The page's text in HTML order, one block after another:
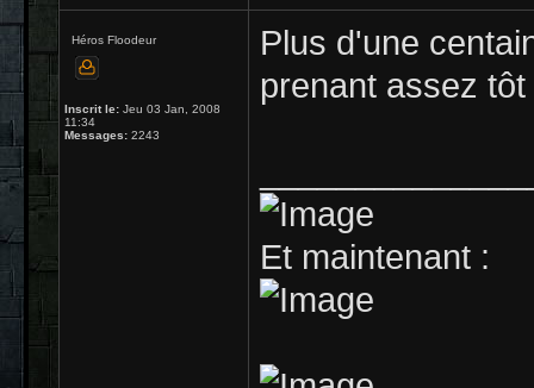
Héros Floodeur
Inscrit le: Jeu 03 Jan, 2008
11:34
Messages: 2243
Plus d'une
prenant assez
Et maintenant :